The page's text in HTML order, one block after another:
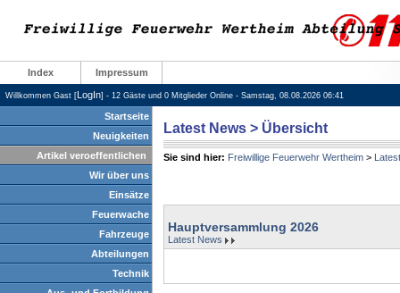
Index Impressum
Willkommen Gast [LogIn] - 12 Gäste und 0 Mitglieder Online - Samstag, 08.08.2026 06:41
Startseite
Neuigkeiten
Artikel veroeffentlichen
Wir über uns
Einsätze
Feuerwache
Fahrzeuge
Abteilungen
Technik
Latest News > Übersicht
Sie sind hier: Freiwillige Feuerwehr Wertheim>
Hauptversammlung 2026
Latest News